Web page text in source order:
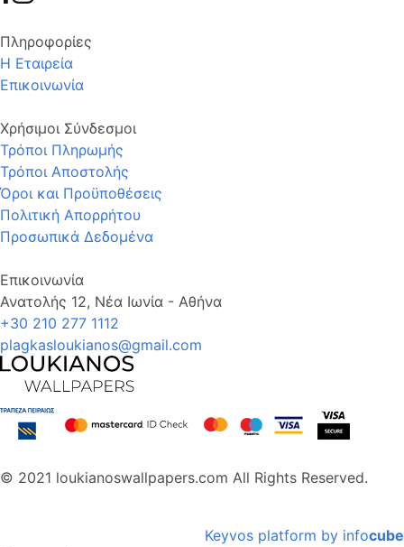
Πληροφορίες
Η Εταιρεία
Επικοινωνία
Χρήσιμοι Σύνδεσμοι
Τρόποι Πληρωμής
Τρόποι Αποστολής
Όροι και Προϋποθέσεις
Πολιτική Απορρήτου
Προσωπικά Δεδομένα
Επικοινωνία
Ανατολής 12, Νέα Ιωνία - Αθήνα
+30 210 277 1112
plagkasloukianos@gmail.com
© 2021 loukianoswallpapers.com All Rights Reserved.
Keyvos platform by infocube